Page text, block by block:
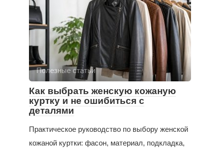
Полезные статьи
Как выбрать женскую кожаную
куртку и не ошибиться с
деталями
Практическое руководство по выбору женской
кожаной куртки: фасон, материал, подкладка,